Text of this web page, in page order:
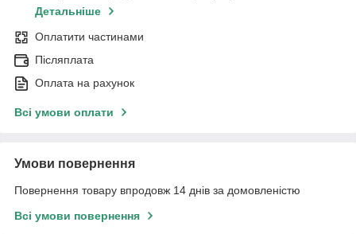
Детальніше
Оплатити частинами
Післяплата
Оплата на рахунок
Всі умови оплати
Умови повернення
Повернення товару впродовж 14 днів за домовленістю
Всі умови повернення